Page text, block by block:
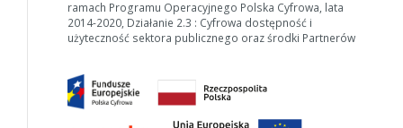
ramach Programu Operacyjnego Polska Cyfrowa, lata
2014-2020, Działanie 2.3 : Cyfrowa dostępność i
użyteczność sektora publicznego oraz środki Partnerów